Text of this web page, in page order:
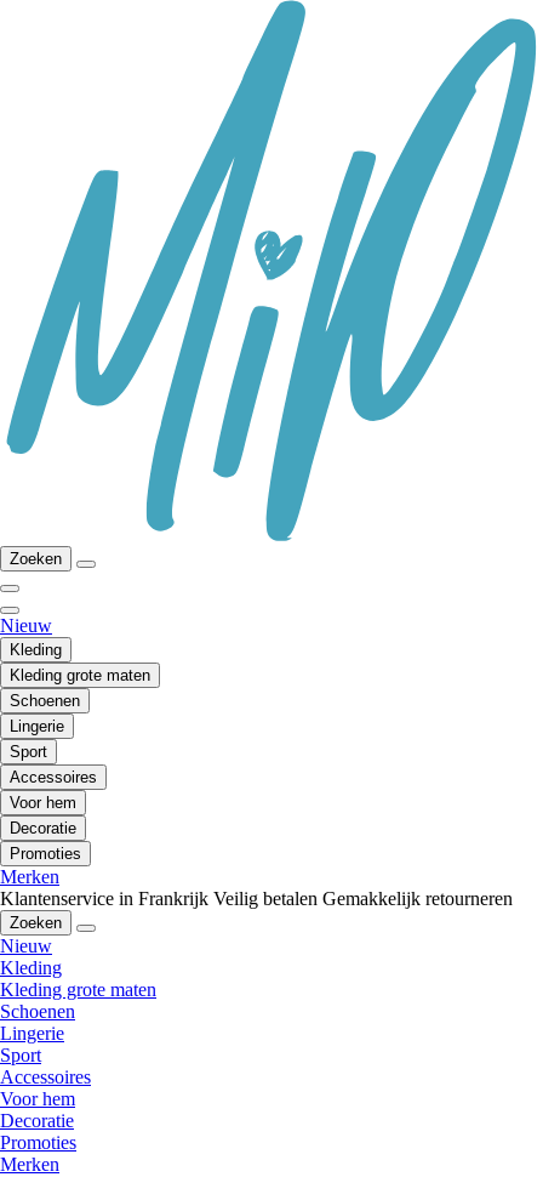
Zoeken
Nieuw
Kleding
Kleding grote maten
Schoenen
Lingerie
Sport
Accessoires
Voor hem
Decoratie
Promoties
Merken
Klantenservice in Frankrijk Veilig betalen Gemakkelijk retourneren
Zoeken
Nieuw
Kleding
Kleding grote maten
Schoenen
Lingerie
Sport
Accessoires
Voor hem
Decoratie
Promoties
Merken